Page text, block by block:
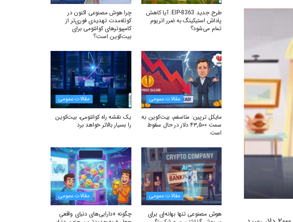
طرح جدید EIP-8363: آیا کاهش
پاداش استیکینگ به ضرر اتریوم
تمام می‌شود؟
چرا هوش مصنوعی اکنون در
کوتاه‌مدت تهدیدی فوری‌تر از
کامپیوترهای کوانتومی برای
بیت‌کوین است؟
مقالات عمومی
مایکل ترپین: متاسفم، بیت‌کوین به
سمت ۴۳,۵۰۰ دلار در حال سقوط
است
مقالات عمومی
یک نقشه راه کوانتومی، بیت‌کوین
را بسیار بالاتر خواهد برد
مقالات عمومی
هوش مصنوعی تنها بهانه‌ای برای
مقالات عمومی
چگونه «دارایی‌های دنیای واقعیِ